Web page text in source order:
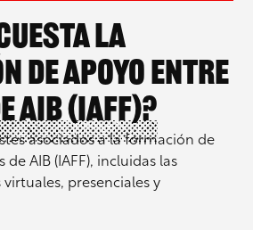
la
de Apoyo entre
AIB (IAFF)?
asociados a la formación de
AIB (IAFF), incluidas las
presenciales y